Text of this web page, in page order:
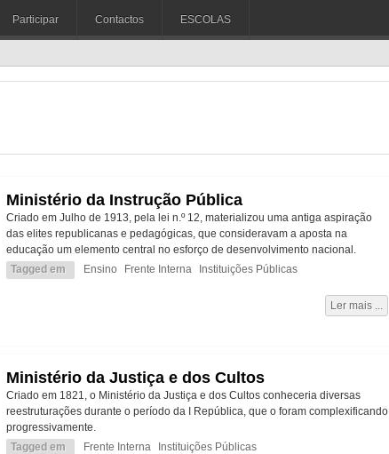
Participar Contactos ESCOLAS
Ministério da Instrução Pública
Criado em Julho de 1913, pela lei n.º 12, materializou uma antiga aspiração
das elites republicanas e pedagógicas, que consideravam a aposta na
educação um elemento central no esforço de desenvolvimento nacional.
Tagged em
Ensino Frente Interna Instituições Públicas
Ler mais ...
Ministério da Justiça e dos Cultos
Criado em 1821, o Ministério da Justiça e dos Cultos conheceria diversas
reestruturações durante o período da I República, que o foram complexificando
progressivamente.
Tagged em
Frente Interna Instituições Públicas